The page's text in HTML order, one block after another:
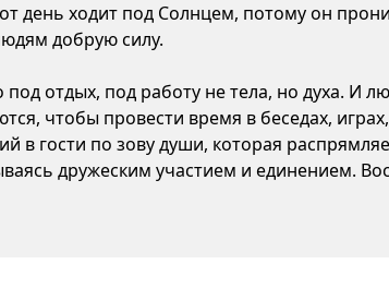
день ходит под Солнцем, потому он
добрую силу.
отдых, под работу не тела, но духа. И
чтобы провести время в беседах,
в гости по зову души, которая
дружеским участием и единением.